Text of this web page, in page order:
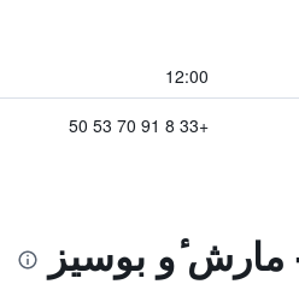
12:00
+33 8 91 70 53 50